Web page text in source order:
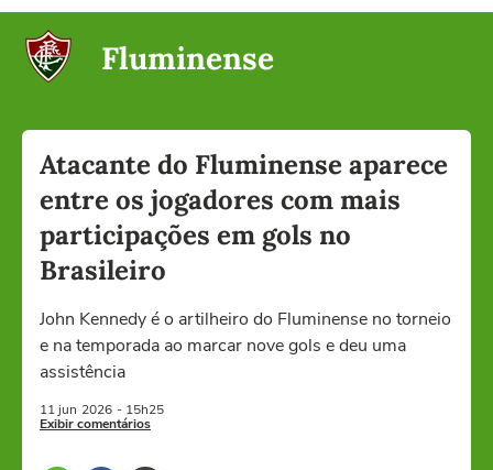
Fluminense
Atacante do Fluminense aparece
entre os jogadores com mais
participações em gols no
Brasileiro
John Kennedy é o artilheiro do Fluminense no torneio
e na temporada ao marcar nove gols e deu uma
assistência
11 jun 2026 - 15h25
Exibir comentários